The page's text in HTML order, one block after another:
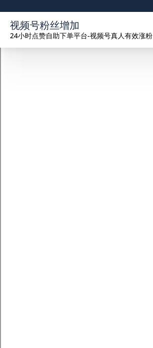
视频号粉丝增加
24小时点赞自助下单平台-视频号真人有效涨粉